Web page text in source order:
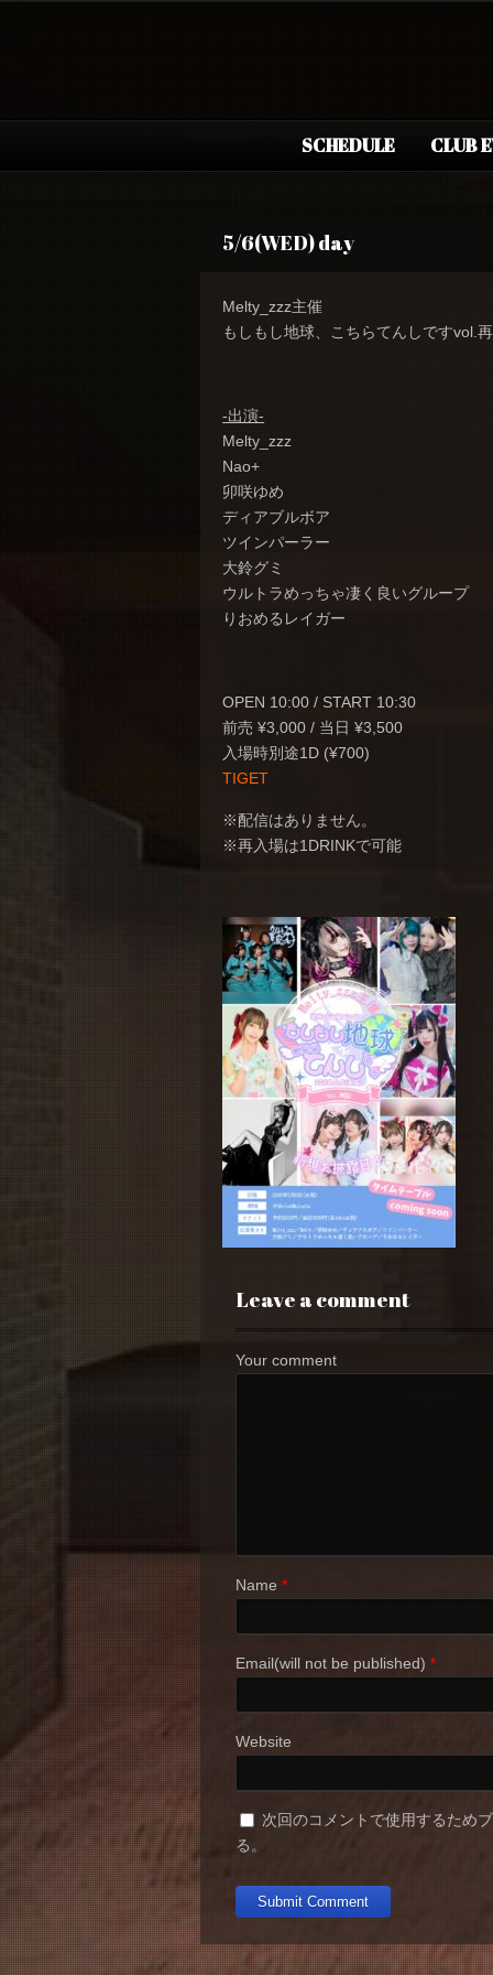
SCHEDULE CLUB
5/6(WED) day
Melty_zzz主催
もしもし地球、こちらてんしですvol.
-出演-
Melty_zzz
Nao+
卯咲ゆめ
ディアブルボア
ツインパーラー
大鈴グミ
ウルトラめっちゃ凄く良いグループ
りおめるレイガー
OPEN 10:00 / START 10:30
前売 ¥3,000 / 当日 ¥3,500
入場時別途1D (¥700)
TIGET
※配信はありません。
※再入場は1DRINKで可能
Leave a comment
Your comment
Name *
Email(will not be published) *
Website
次回のコメントで使用するため
る。